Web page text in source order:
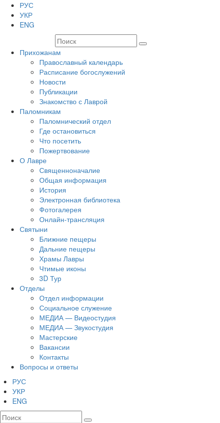
РУС
УКР
ENG
Прихожанам
Православный календарь
Расписание богослужений
Новости
Публикации
Знакомство с Лаврой
Паломникам
Паломнический отдел
Где остановиться
Что посетить
Пожертвование
О Лавре
Священноначалие
Общая информация
История
Электронная библиотека
Фотогалерея
Онлайн-трансляция
Святыни
Ближние пещеры
Дальние пещеры
Храмы Лавры
Чтимые иконы
3D Тур
Отделы
Отдел информации
Социальное служение
МЕДИА — Видеостудия
МЕДИА — Звукостудия
Мастерские
Вакансии
Контакты
Вопросы и ответы
РУС
УКР
ENG